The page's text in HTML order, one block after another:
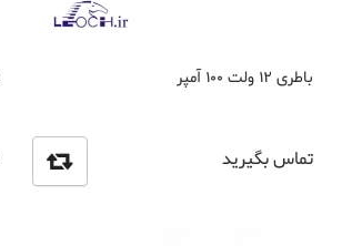
باطری 12 ولت 100 آمپر
تماس بگیرید